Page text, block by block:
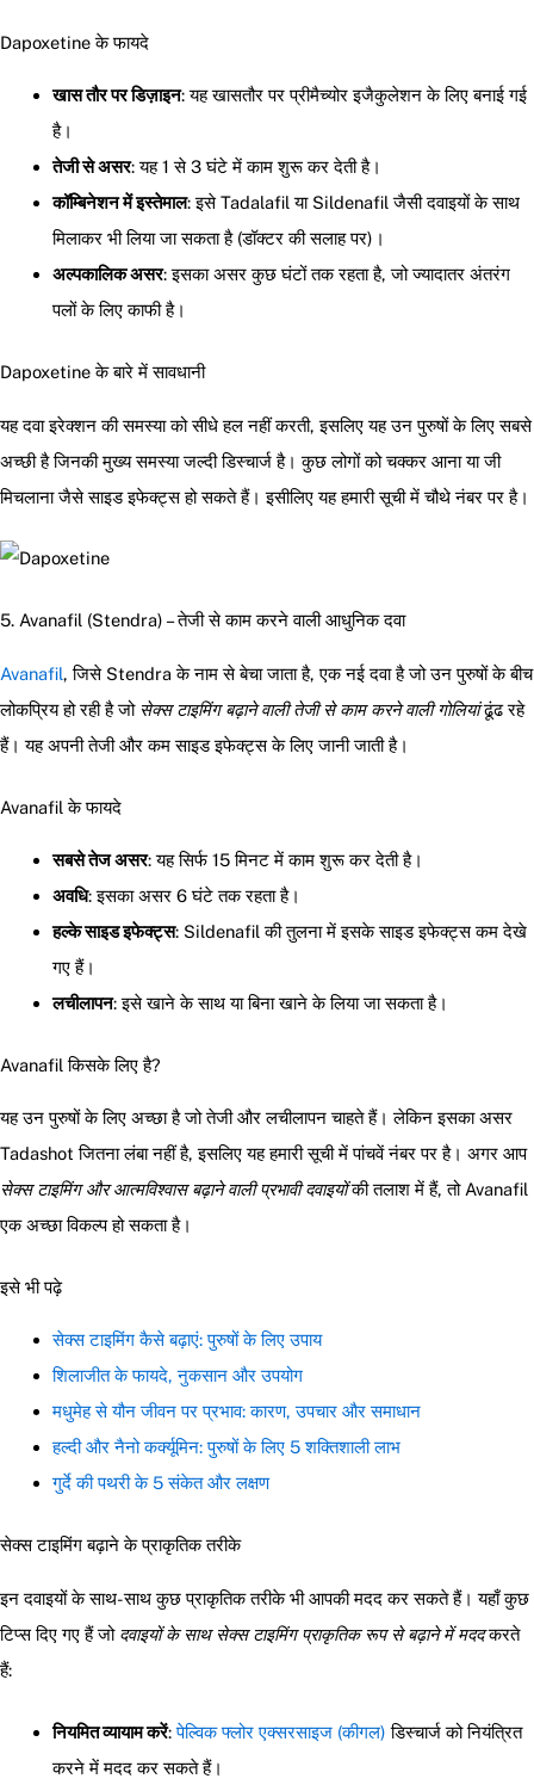
Dapoxetine के फायदे
खास तौर पर डिज़ाइन: यह खासतौर पर प्रीमैच्योर इजैकुलेशन के लिए बनाई गई
है।
तेजी से असर: यह 1 से 3 घंटे में काम शुरू कर देती है।
कॉम्बिनेशन में इस्तेमाल: इसे Tadalafil या Sildenafil जैसी दवाइयों के साथ
मिलाकर भी लिया जा सकता है (डॉक्टर की सलाह पर)।
अल्पकालिक असर: इसका असर कुछ घंटों तक रहता है, जो ज्यादातर अंतरंग
पलों के लिए काफी है।
Dapoxetine के बारे में सावधानी
यह दवा इरेक्शन की समस्या को सीधे हल नहीं करती, इसलिए यह उन पुरुषों के लिए सबसे
अच्छी है जिनकी मुख्य समस्या जल्दी डिस्चार्ज है। कुछ लोगों को चक्कर आना या जी
मिचलाना जैसे साइड इफेक्ट्स हो सकते हैं। इसीलिए यह हमारी सूची में चौथे नंबर पर है।
5. Avanafil (Stendra) – तेजी से काम करने वाली आधुनिक दवा
Avanafil, जिसे Stendra के नाम से बेचा जाता है, एक नई दवा है जो उन पुरुषों के बीच
लोकप्रिय हो रही है जो सेक्स टाइमिंग बढ़ाने वाली तेजी से काम करने वाली गोलियांढूंढ रहे
हैं। यह अपनी तेजी और कम साइड इफेक्ट्स के लिए जानी जाती है।
Avanafil के फायदे
सबसे तेज असर: यह सिर्फ 15 मिनट में काम शुरू कर देती है।
अवधि: इसका असर 6 घंटे तक रहता है।
हल्के साइड इफेक्ट्स: Sildenafil की तुलना में इसके साइड इफेक्ट्स कम देखे
गए हैं।
लचीलापन: इसे खाने के साथ या बिना खाने के लिया जा सकता है।
Avanafil किसके लिए है?
यह उन पुरुषों के लिए अच्छा है जो तेजी और लचीलापन चाहते हैं। लेकिन इसका असर
Tadashot जितना लंबा नहीं है, इसलिए यह हमारी सूची में पांचवें नंबर पर है। अगर आप
सेक्स टाइमिंग और आत्मविश्वास बढ़ाने वाली प्रभावी दवाइयोंकी तलाश में हैं, तो Avanafil
एक अच्छा विकल्प हो सकता है।
इसे भी पढ़े
सेक्स टाइमिंग कैसे बढ़ाएं: पुरुषों के लिए उपाय
शिलाजीत के फायदे, नुकसान और उपयोग
मधुमेह से यौन जीवन पर प्रभाव: कारण, उपचार और समाधान
हल्दी और नैनो कर्क्यूमिन: पुरुषों के लिए 5 शक्तिशाली लाभ
गुर्दे की पथरी के 5 संकेत और लक्षण
सेक्स टाइमिंग बढ़ाने के प्राकृतिक तरीके
इन दवाइयों के साथ-साथ कुछ प्राकृतिक तरीके भी आपकी मदद कर सकते हैं। यहाँ कुछ
टिप्स दिए गए हैं जो दवाइयों के साथ सेक्स टाइमिंग प्राकृतिक रूप से बढ़ाने में मददकरते
हैं:
नियमित व्यायाम करें:पेल्विक फ्लोर एक्सरसाइज (कीगल) डिस्चार्ज को नियंत्रित
करने में मदद कर सकते हैं।